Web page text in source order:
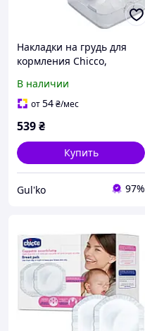
Накладки на грудь для
кормления Chicco,
В наличии
от54₴/мес
539₴
Купить
Gul'ko 97%